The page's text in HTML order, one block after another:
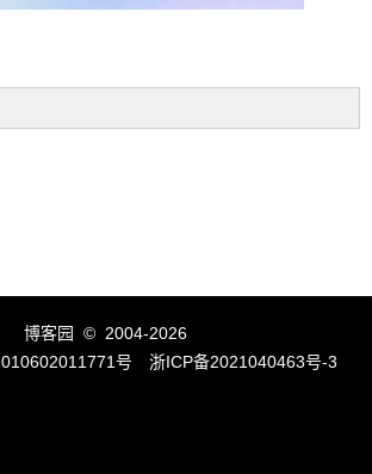
博客园
© 2004-2026
号
浙ICP备2021040463号-3